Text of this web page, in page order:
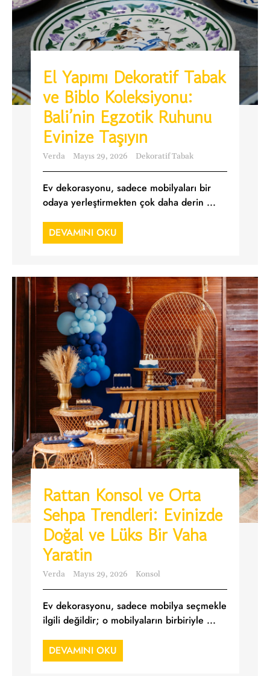
El Yapımı Dekoratif Tabak
ve Biblo Koleksiyonu:
Bali’nin Egzotik Ruhunu
Evinize Taşıyın
Verda Mayıs 29, 2026 Dekoratif Tabak
Ev dekorasyonu, sadece mobilyaları bir
odaya yerleştirmekten çok daha derin ...
DEVAMINI OKU
Rattan Konsol ve Orta
Sehpa Trendleri: Evinizde
Doğal ve Lüks Bir Vaha
Yaratin
Verda Mayıs 29, 2026 Konsol
Ev dekorasyonu, sadece mobilya seçmekle
ilgili değildir; o mobilyaların birbiriyle ...
DEVAMINI OKU